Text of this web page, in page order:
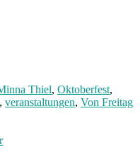
Thiel, Oktoberfest,
, veranstaltungen, Von Freitag